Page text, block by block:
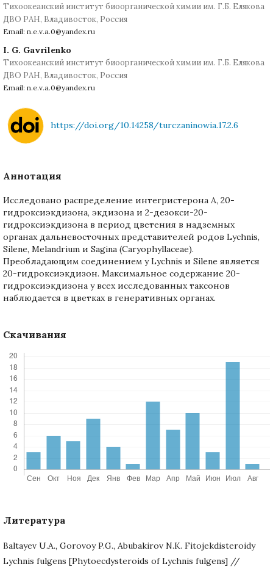
Тихоокеанский институт биоорганической химии им. Г.Б. Елякова
ДВО РАН, Владивосток, Россия
Email: n.e.v.a.0@yandex.ru
I. G. Gavrilenko
Тихоокеанский институт биоорганической химии им. Г.Б. Елякова
ДВО РАН, Владивосток, Россия
Email: n.e.v.a.0@yandex.ru
https://doi.org/10.14258/turczaninowia.17.2.6
Аннотация
Исследовано распределение интегристерона А, 20-
гидроксиэкдизона, экдизона и 2-дезокси-20-
гидроксиэкдизона в период цветения в надземных
органах дальневосточных представителей родов Lychnis,
Silene, Melandrium и Sagina (Сaryophyllaceae).
Преобладающим соединением у Lychnis и Silene является
20-гидроксиэкдизон. Максимальное содержание 20-
гидроксиэкдизона у всех исследованных таксонов
наблюдается в цветках в генеративных органах.
Скачивания
Литература
Baltayev U.A., Gorovoy P.G., Abubakirov N.K. Fitojekdisteroidy
Lychnis fulgens [Phytoecdysteroids of Lychnis fulgens] //